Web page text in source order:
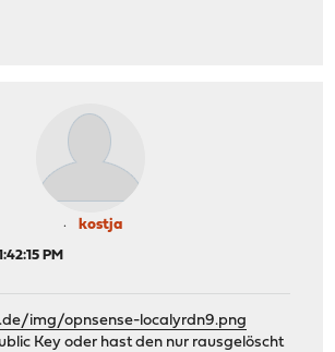
kostja
PM
img/opnsense-localyrdn9.png
Key oder hast den nur rausgelöscht